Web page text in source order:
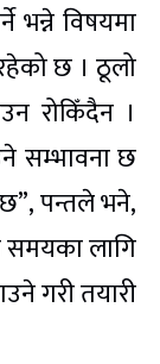
भन्ने विषयमा
छ । ठूलो
रोकिँदैन ।
सम्भावना छ
पन्तले भने,
समयका लागि
गरी तयारी